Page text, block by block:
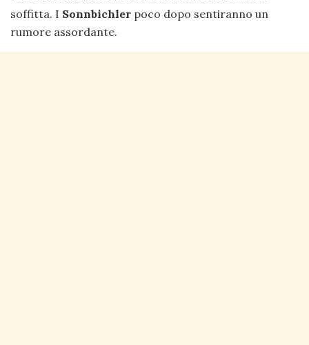
soffitta. I Sonnbichler poco dopo sentiranno un
rumore assordante.